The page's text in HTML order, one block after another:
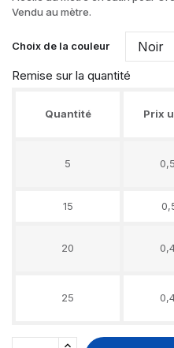
Vendu au mètre.
Choix de la couleur
Remise sur la quantité
Quantité Prix
5
15
20
25